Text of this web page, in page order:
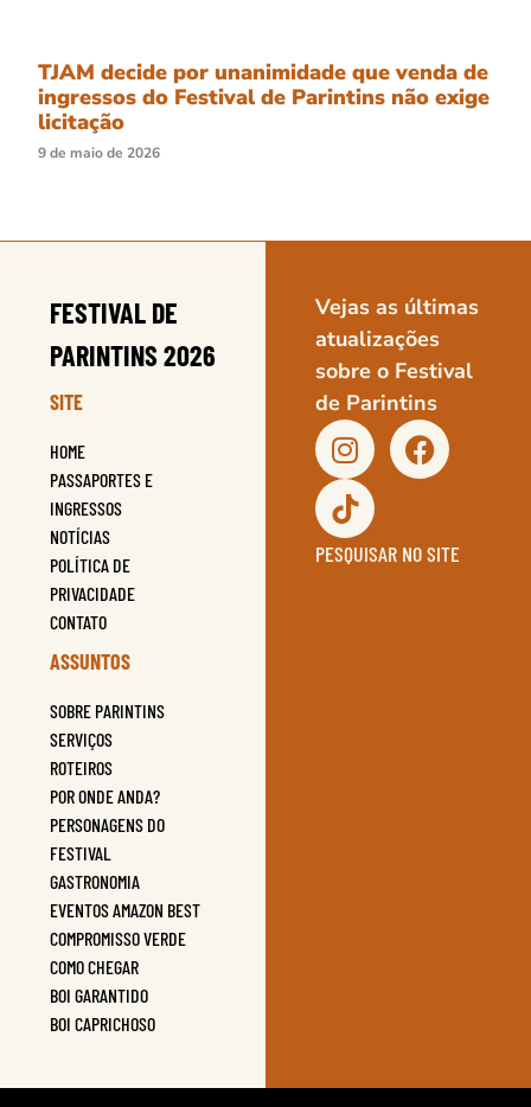
TJAM decide por unanimidade que venda de
ingressos do Festival de Parintins não exige
licitação
9 de maio de 2026
FESTIVAL DE
PARINTINS 2026
SITE
HOME
PASSAPORTES E
INGRESSOS
NOTÍCIAS
POLÍTICA DE
PRIVACIDADE
CONTATO
ASSUNTOS
SOBRE PARINTINS
SERVIÇOS
ROTEIROS
POR ONDE ANDA?
PERSONAGENS DO
FESTIVAL
GASTRONOMIA
EVENTOS AMAZON BEST
COMPROMISSO VERDE
COMO CHEGAR
BOI GARANTIDO
BOI CAPRICHOSO
Vejas as últimas
atualizações
sobre o Festival
de Parintins
PESQUISAR NO SITE